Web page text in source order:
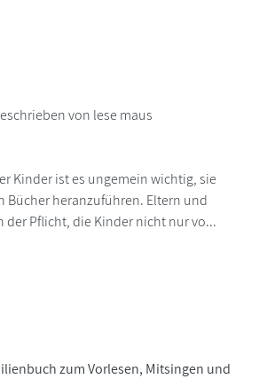
von lese maus
Kinder ist es ungemein wichtig, sie
Bücher heranzuführen. Eltern und
der Pflicht, die Kinder nicht nur vo...
zum Vorlesen, Mitsingen und